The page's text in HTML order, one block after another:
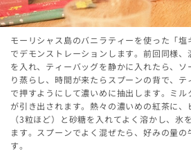
モーリシャス島のバニラティーを使った「塩
でデモンストレーションします。前回同様
を入れ、ティーバッグを静かに入れたら、
り蒸らし、時間が来たらスプーンの背で、
で押すようにして濃いめに抽出します。ミ
が引き出されます。熱々の濃いめの紅茶に
（3粒ほど）と砂糖を入れてよく溶かし、氷
ます。スプーンでよく混ぜたら、好みの量
す。